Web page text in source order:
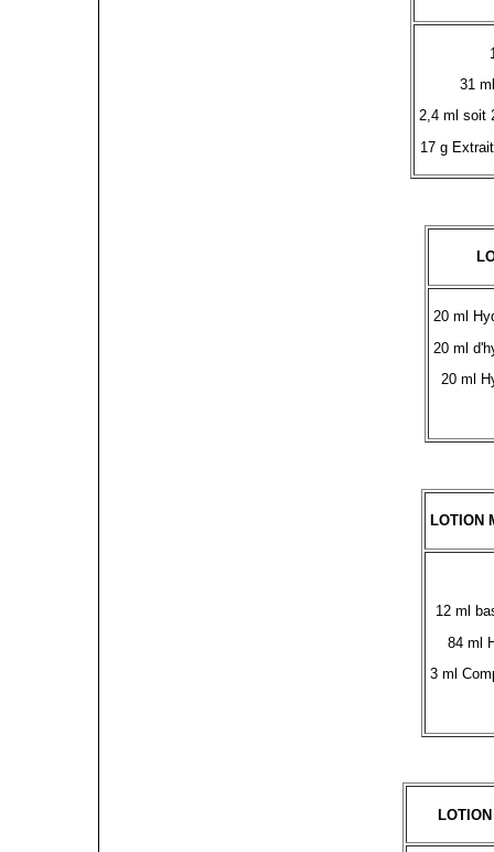
31
2,4 ml soit
17 g
20 ml
20 ml
20 ml
LOTION
12 ml
84 ml
3 ml